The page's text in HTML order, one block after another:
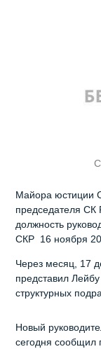
Майора юстиции
председателя СК
должность
СКР 16 ноября
Через месяц, 17
представил
структурных
Новый
сегодня сообщил